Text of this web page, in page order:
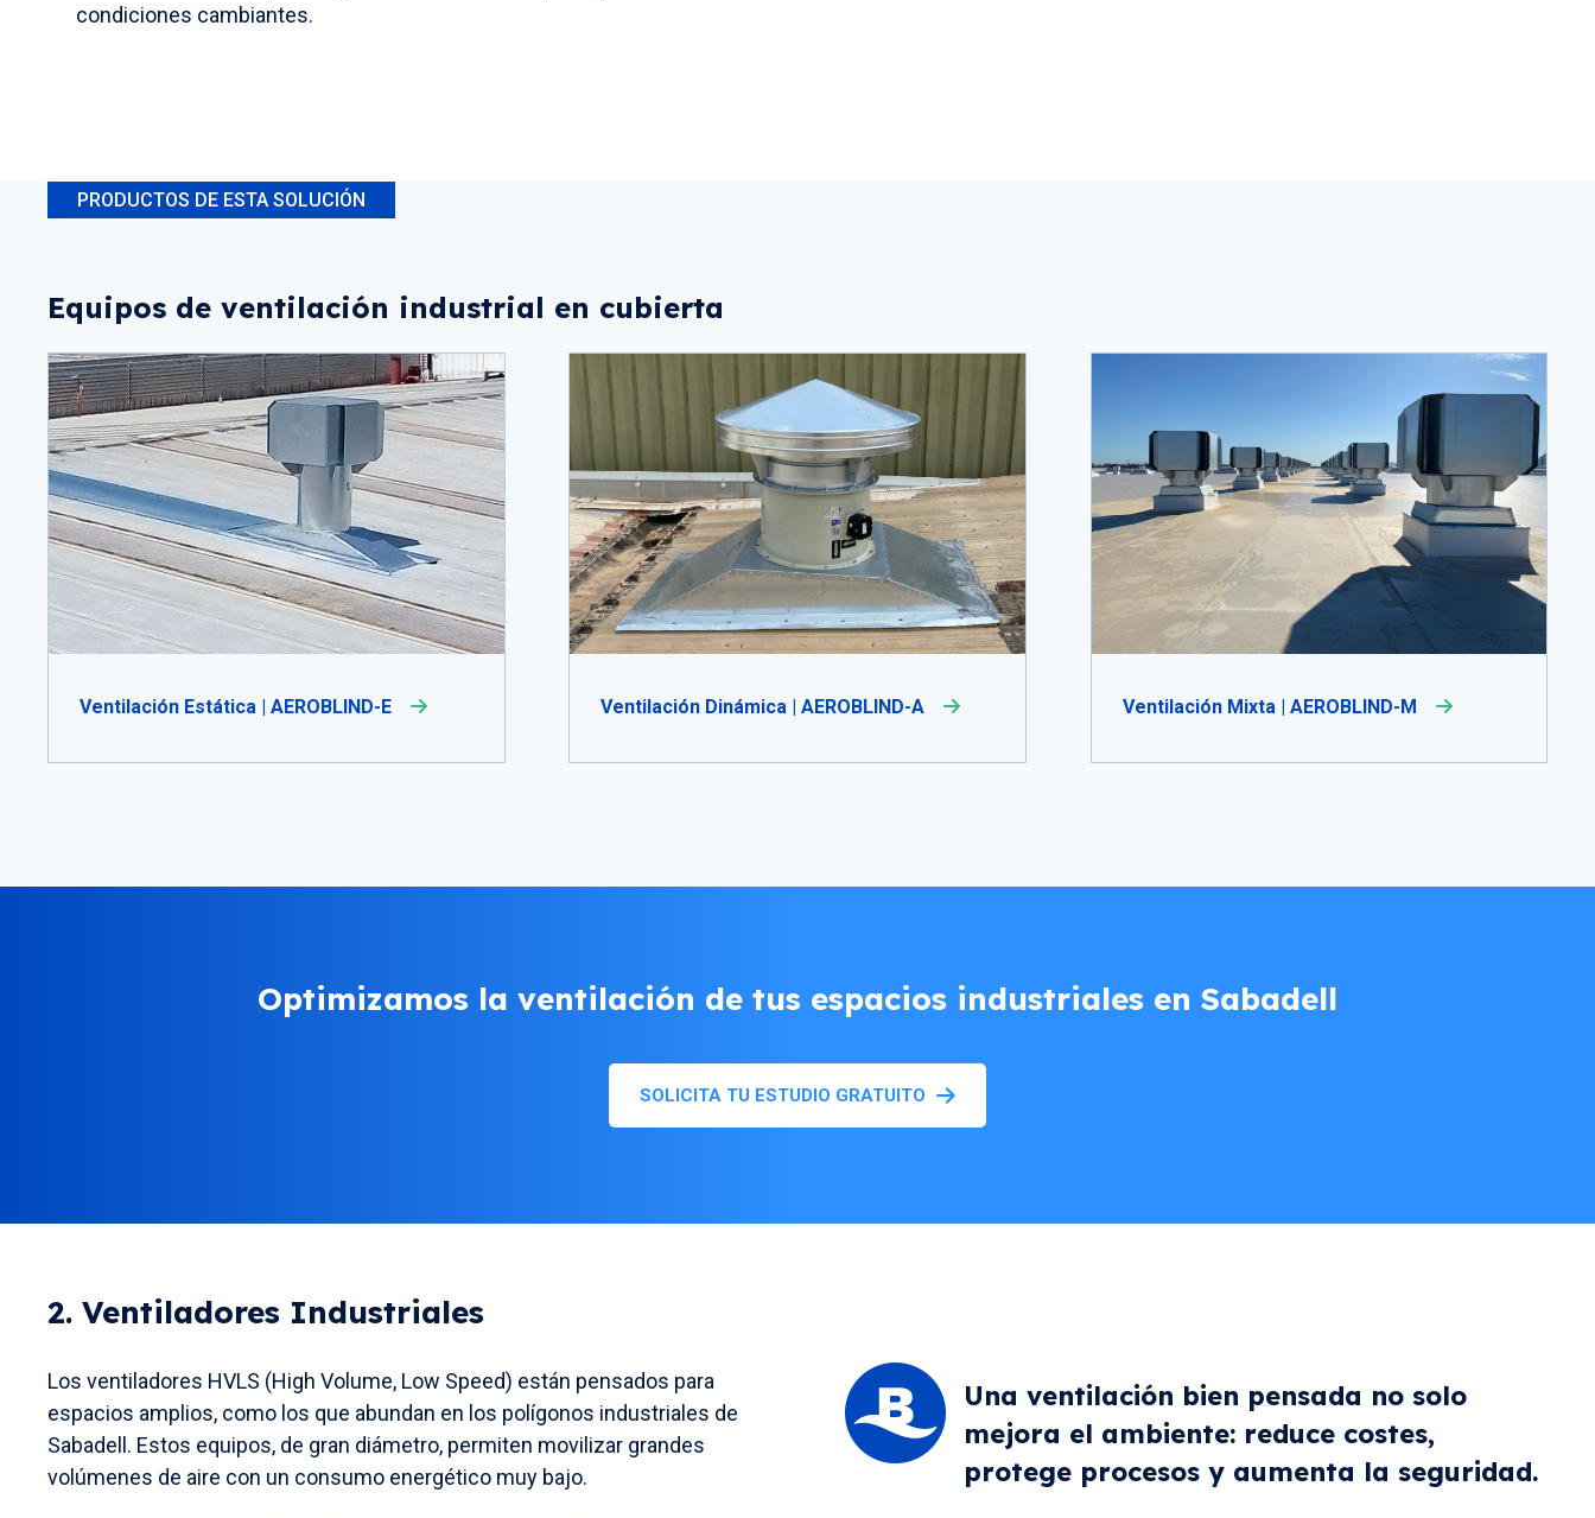
condiciones cambiantes.
PRODUCTOS DE ESTA SOLUCIÓN
Equipos de ventilación industrial en cubierta
Ventilación Estática | AEROBLIND-E Ventilación Dinámica | AEROBLIND-A Ventilación Mixta | AEROBLIND-M
Optimizamos la ventilación de tus espacios industriales en Sabadell
SOLICITA TU ESTUDIO GRATUITO
2. Ventiladores Industriales
Los ventiladores HVLS (High Volume, Low Speed) están pensados para
espacios amplios, como los que abundan en los polígonos industriales de
Sabadell. Estos equipos, de gran diámetro, permiten movilizar grandes
volúmenes de aire con un consumo energético muy bajo.
Una ventilación bien pensada no solo
mejora el ambiente: reduce costes,
protege procesos y aumenta la seguridad.